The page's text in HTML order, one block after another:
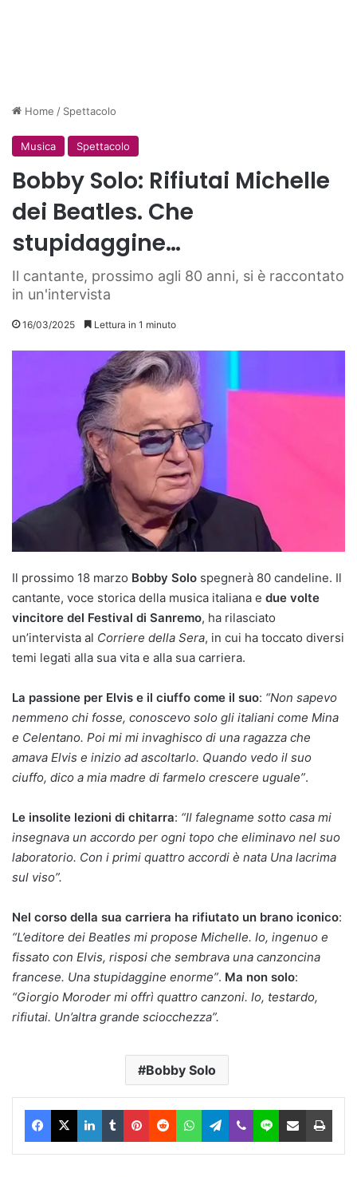
Home / Spettacolo
Musica Spettacolo
Bobby Solo: Rifiutai Michelle
dei Beatles. Che
stupidaggine…
Il cantante, prossimo agli 80 anni, si è raccontato
in un'intervista
16/03/2025 Lettura in 1 minuto
Il prossimo 18 marzo Bobby Solo spegnerà 80 candeline. Il
cantante, voce storica della musica italiana e due volte
vincitore del Festival di Sanremo, ha rilasciato
un’intervista al Corriere della Sera, in cui ha toccato diversi
temi legati alla sua vita e alla sua carriera.
La passione per Elvis e il ciuffo come il suo: “Non sapevo
nemmeno chi fosse, conoscevo solo gli italiani come Mina
e Celentano. Poi mi mi invaghisco di una ragazza che
amava Elvis e inizio ad ascoltarlo. Quando vedo il suo
ciuffo, dico a mia madre di farmelo crescere uguale”.
Le insolite lezioni di chitarra: “Il falegname sotto casa mi
insegnava un accordo per ogni topo che eliminavo nel suo
laboratorio. Con i primi quattro accordi è nata Una lacrima
sul viso”.
Nel corso della sua carriera ha rifiutato un brano iconico:
“L’editore dei Beatles mi propose Michelle. Io, ingenuo e
fissato con Elvis, risposi che sembrava una canzoncina
francese. Una stupidaggine enorme”. Ma non solo:
“Giorgio Moroder mi offrì quattro canzoni. Io, testardo,
rifiutai. Un’altra grande sciocchezza”.
Bobby Solo
Facebook
X LinkedIn
TumblrPinterest
RedditWhatsAppTelegram
ViberLine Condividi via Email